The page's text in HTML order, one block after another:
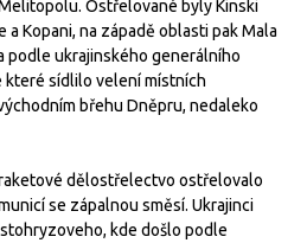
Ostřelované byly Kinski
a Kopani, na západě oblasti pak Mala
podle ukrajinského generálního
které sídlilo velení místních
břehu Dněpru, nedaleko
dělostřelectvo ostřelovalo
se zápalnou směsí. Ukrajinci
kde došlo podle